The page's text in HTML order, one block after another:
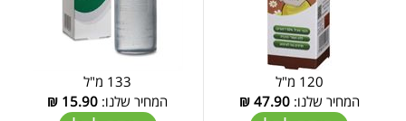
120 מ"ל
המחיר שלנו:47.90
₪
133 מ"ל
המחיר שלנו: 15.90
₪